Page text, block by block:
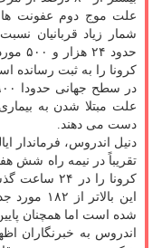
علت موج دوم عفونت ها
شمار زیاد قربانیان
کرونا را به ثبت رسانده
دست می دهند.
دنیل اندروس، فرماندار
کرونا را در
این
شده است اما همچنان
اندروس به خبرنگاران